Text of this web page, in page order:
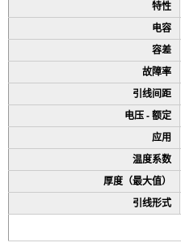
特性
电容
容差
故障率
引线间距
电压 - 额定
应用
温度系数
厚度（最大值）
引线形式